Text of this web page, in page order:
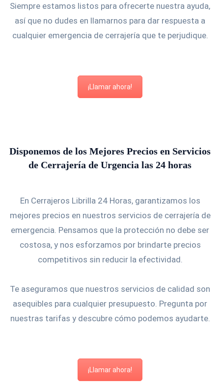
Siempre estamos listos para ofrecerte nuestra ayuda,
así que no dudes en llamarnos para dar respuesta a
cualquier emergencia de cerrajería que te perjudique.
¡Llamar ahora!
Disponemos de los Mejores Precios en Servicios
de Cerrajería de Urgencia las 24 horas
En Cerrajeros Librilla 24 Horas, garantizamos los
mejores precios en nuestros servicios de cerrajería de
emergencia. Pensamos que la protección no debe ser
costosa, y nos esforzamos por brindarte precios
competitivos sin reducir la efectividad.
Te aseguramos que nuestros servicios de calidad son
asequibles para cualquier presupuesto. Pregunta por
nuestras tarifas y descubre cómo podemos ayudarte.
¡Llamar ahora!